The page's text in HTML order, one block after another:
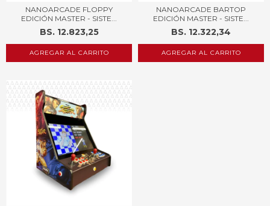
NANOARCADE FLOPPY
EDICIÓN MASTER - SISTE...
BS. 12.823,25
AGREGAR AL CARRITO
NANOARCADE BARTOP
EDICIÓN MASTER - SISTE...
BS. 12.322,34
AGREGAR AL CARRITO